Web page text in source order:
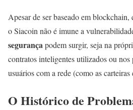
Apesar de ser baseado em blockchain,
o Siacoin não é imune a
segurançapodem surgir, seja na
contratos inteligentes utilizados ou nos
usuários com a rede (como as
O Histórico de